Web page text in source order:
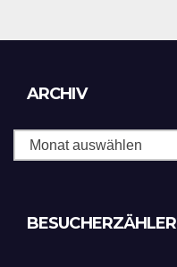
ARCHIV
BESUCHERZÄHLER